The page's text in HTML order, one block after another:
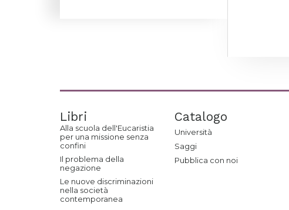
Libri
Alla scuola dell'Eucaristia
per una missione senza
confini
Il problema della
negazione
Le nuove discriminazioni
nella società
contemporanea
Catalogo
Università
Saggi
Pubblica con noi